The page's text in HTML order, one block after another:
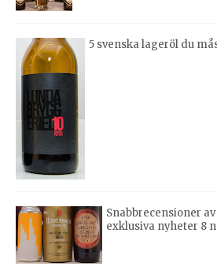
5 svenska lageröl du
Snabbrecensioner
exklusiva nyheter 8